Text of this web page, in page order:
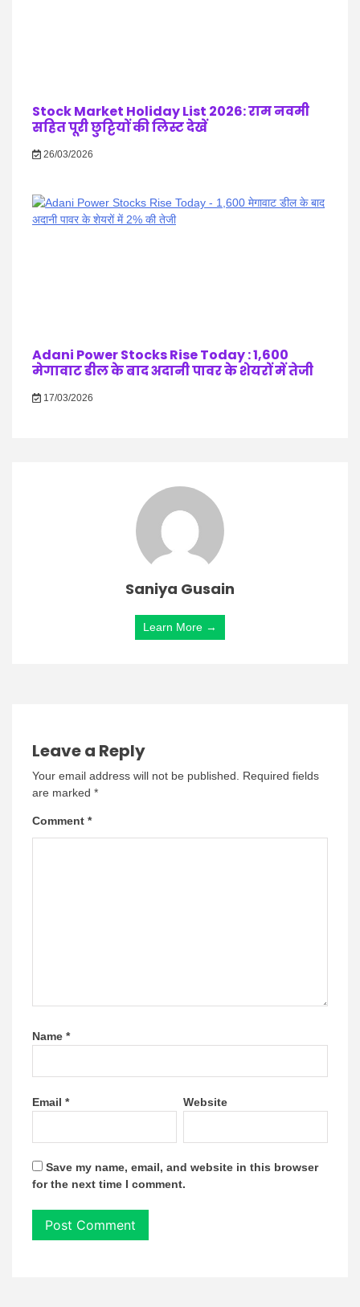
Stock Market Holiday List 2026: राम नवमी
सहित पूरी छुट्टियों की लिस्ट देखें
26/03/2026
Adani Power Stocks Rise Today : 1,600
मेगावाट डील के बाद अदानी पावर के शेयरों में तेजी
17/03/2026
Saniya Gusain
Learn More →
Leave a Reply
Your email address will not be published.
Required fields
are marked *
Comment *
Name *
Email * Website
Save my name, email, and website in this browser
for the next time I comment.